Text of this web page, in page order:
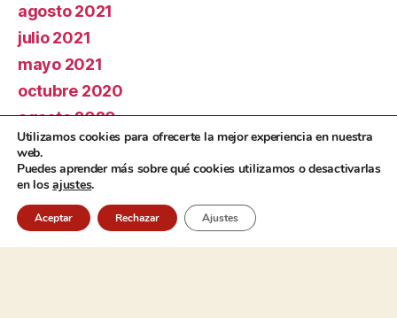
agosto 2021
julio 2021
mayo 2021
octubre 2020
agosto 2020
septiembre 2019
agosto 2019
julio 2019
septiembre 2018
agosto 2018
Utilizamos cookies para ofrecerte la mejor experiencia en nuestra
web.
Puedes aprender más sobre qué cookies utilizamos o desactivarlas
en losajustes.
Aceptar Rechazar Ajustes